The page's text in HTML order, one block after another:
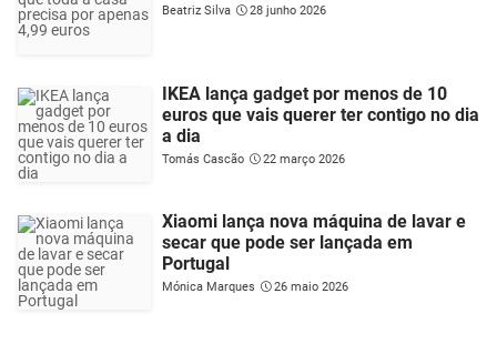
Beatriz Silva 28 junho 2026
IKEA lança gadget por menos de 10
euros que vais querer ter contigo no dia
a dia
Tomás Cascão 22 março 2026
Xiaomi lança nova máquina de lavar e
secar que pode ser lançada em
Portugal
Mónica Marques 26 maio 2026